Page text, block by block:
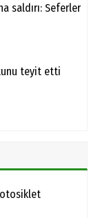
saldırı: Seferler
teyit etti